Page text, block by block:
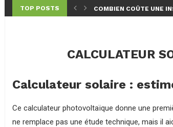
TOP POSTS
: QUELLE SOLUTION CHOISIR...COMBIEN COÛTE UNE
CALCULATEUR
Calculateur solaire :
Ce calculateur photovoltaïque donne une
ne remplace pas une étude technique, mais il